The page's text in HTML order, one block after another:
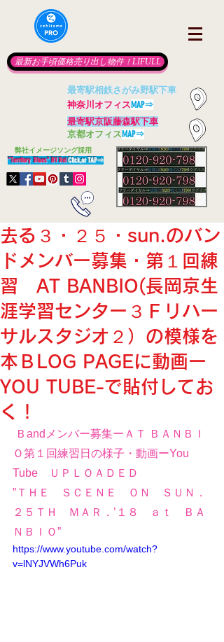
最新お手頃価格売り出し物件！LIFULL
最寄駅相鉄さがみ野駅下車
神奈川オフィス MAP⇒
最寄駅京阪藤森駅下車
京都オフィス MAP⇒
弊社イメージソング採用
"Territory Blues" BY ReiClick,or TAP⇒
去る３・２５・sun.のバン
ドメンバー募集・第１回練
習 AT BANBIO(長岡京生
涯学習センター３Ｆリハー
サルスタジオ２）の模様を
本ＢLOG PAGEに動画ー
YOU TUBE-で貼付してお
く！
Ｏ第１回練習日の様子・動画ーYou
Tube　ＵＰＬＯＡＤＥＤ
”ＴＨＥ　ＳＣＥＮＥ　ＯＮ　ＳＵＮ．
２５ＴＨ　ＭＡＲ．’１８　ａｔ　ＢＡ
ＮＢＩＯ”
https://www.youtube.com/watch?
v=lNYJVWh6Puk